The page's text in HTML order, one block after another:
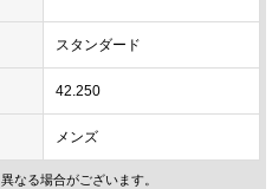
スタンダード
42.250
メンズ
なる場合がございます。